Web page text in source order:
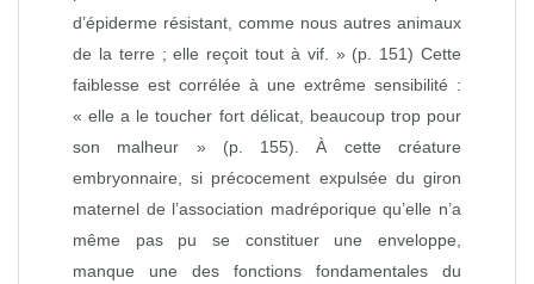
d’épiderme résistant, comme nous autres animaux
de la terre ; elle reçoit tout à vif. » (p. 151) Cette
faiblesse est corrélée à une extrême sensibilité :
« elle a le toucher fort délicat, beaucoup trop pour
son malheur » (p. 155). À cette créature
embryonnaire, si précocement expulsée du giron
maternel de l’association madréporique qu’elle n’a
même pas pu se constituer une enveloppe,
manque une des fonctions fondamentales du